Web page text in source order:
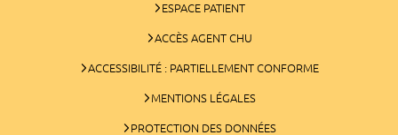
ESPACE PATIENT
ACCÈS AGENT CHU
ACCESSIBILITÉ : PARTIELLEMENT CONFORME
MENTIONS LÉGALES
PROTECTION DES DONNÉES